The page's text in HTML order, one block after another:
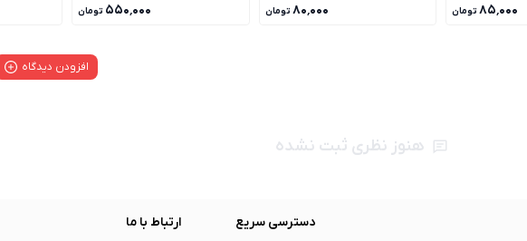
۸۵٬۰۰۰ تومان ۸۰٬۰۰۰ تومان ۵۵۰٬۰۰۰ تومان
افزودن دیدگاه
هنوز نظری ثبت نشده
ارتباط با ما دسترسی سریع